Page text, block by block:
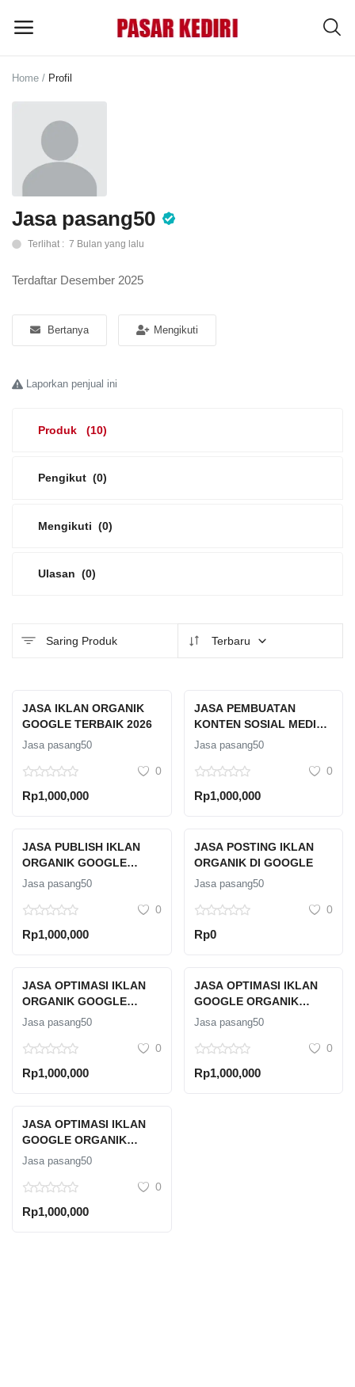
MENU UTAMA
Kategori
Home
Wishlist
Blog
Platform Iklan Gratis
Hubungi Kami
Lokasi
Home Profil
Jasa pasang50
Terlihat : 7 Bulan yang lalu
Terdaftar Desember 2025
Bertanya Mengikuti
Laporkan penjual ini
Produk (10)
Pengikut (0)
Mengikuti (0)
Ulasan (0)
Saring Produk Terbaru
JASA IKLAN ORGANIK
GOOGLE TERBAIK 2026
Jasa pasang50
0
Rp1,000,000
JASA PEMBUATAN
KONTEN SOSIAL MEDIA
PROFESIONAL
Jasa pasang50
0
Rp1,000,000
JASA PUBLISH IKLAN
ORGANIK GOOGLE
PROFESIONAL
Jasa pasang50
0
Rp1,000,000
JASA POSTING IKLAN
ORGANIK DI GOOGLE
Jasa pasang50
0
Rp0
JASA OPTIMASI IKLAN
ORGANIK GOOGLE
TERPERCAYA
Jasa pasang50
0
Rp1,000,000
JASA OPTIMASI IKLAN
GOOGLE ORGANIK
TERPERCAYA
Jasa pasang50
0
Rp1,000,000
JASA OPTIMASI IKLAN
GOOGLE ORGANIK
PROFESIONAL
Jasa pasang50
0
Rp1,000,000